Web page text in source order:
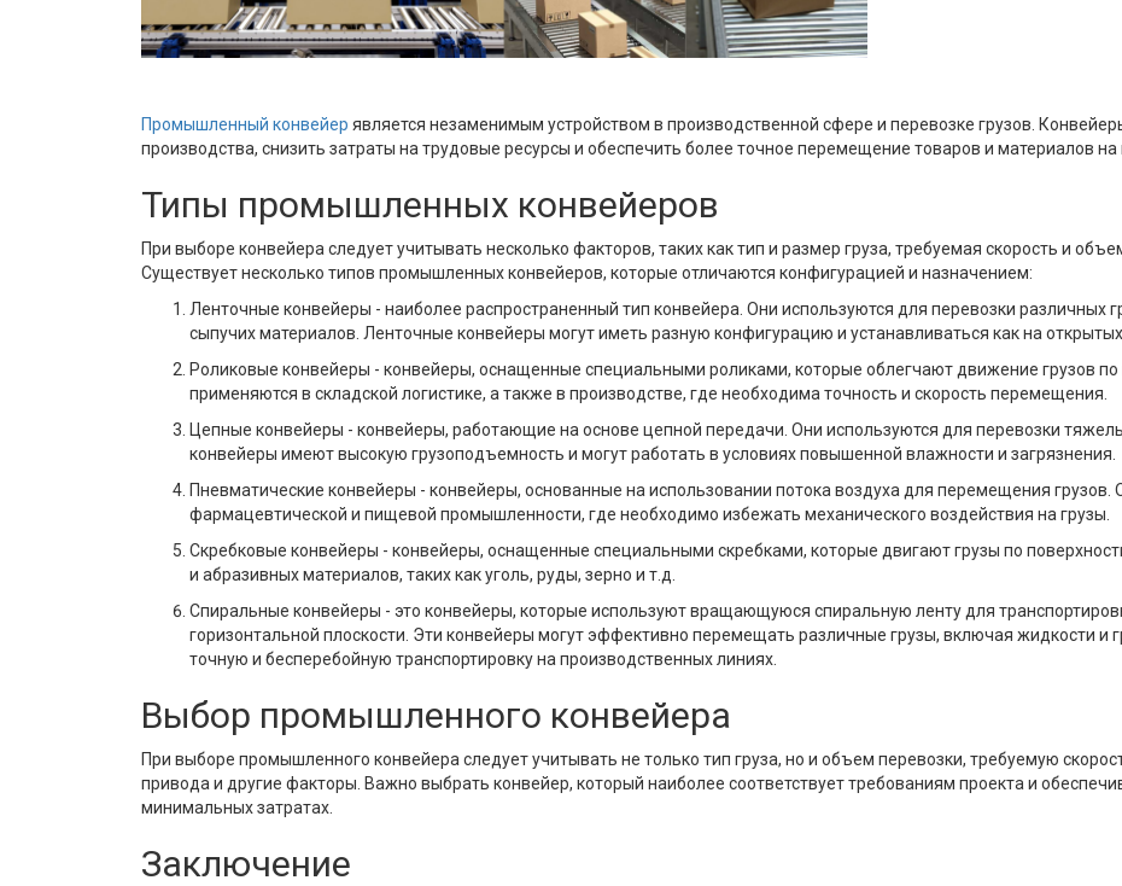
Промышленный конвейер является незаменимым устройством в производственной сфере и перевозке грузов.
производства, снизить затраты на трудовые ресурсы и обеспечить более точное перемещение товаров и материалов на
Типы промышленных конвейеров
При выборе конвейера следует учитывать несколько факторов, таких как тип и размер груза, требуемая скорость и
Существует несколько типов промышленных конвейеров, которые отличаются конфигурацией и назначением:
Ленточные конвейеры - наиболее распространенный тип конвейера. Они используются для перевозки различных
сыпучих материалов. Ленточные конвейеры могут иметь разную конфигурацию и устанавливаться как на
Роликовые конвейеры - конвейеры, оснащенные специальными роликами, которые облегчают движение грузов
применяются в складской логистике, а также в производстве, где необходима точность и скорость перемещения.
Цепные конвейеры - конвейеры, работающие на основе цепной передачи. Они используются для перевозки
конвейеры имеют высокую грузоподъемность и могут работать в условиях повышенной влажности и загрязнения.
Пневматические конвейеры - конвейеры, основанные на использовании потока воздуха для перемещения грузов.
фармацевтической и пищевой промышленности, где необходимо избежать механического воздействия на грузы.
Скребковые конвейеры - конвейеры, оснащенные специальными скребками, которые двигают грузы по
и абразивных материалов, таких как уголь, руды, зерно и т.д.
Спиральные конвейеры - это конвейеры, которые используют вращающуюся спиральную ленту для
горизонтальной плоскости. Эти конвейеры могут эффективно перемещать различные грузы, включая жидкости и
точную и бесперебойную транспортировку на производственных линиях.
Выбор промышленного конвейера
При выборе промышленного конвейера следует учитывать не только тип груза, но и объем перевозки, требуемую
привода и другие факторы. Важно выбрать конвейер, который наиболее соответствует требованиям проекта и
минимальных затратах.
Заключение